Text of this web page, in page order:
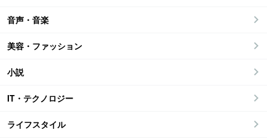
音声・音楽
美容・ファッション
小説
IT・テクノロジー
ライフスタイル